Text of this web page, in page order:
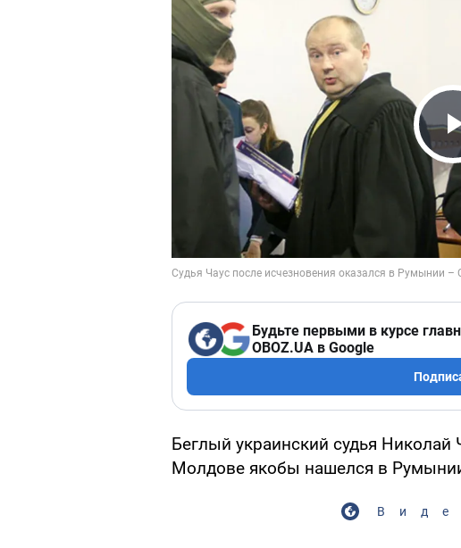
Будьте первыми в курсе
OBOZ.UA в Google
Беглый украинский судья Николай
Молдове якобы нашелся в